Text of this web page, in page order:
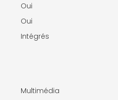
Oui
Oui
Intégrés
Multimédia